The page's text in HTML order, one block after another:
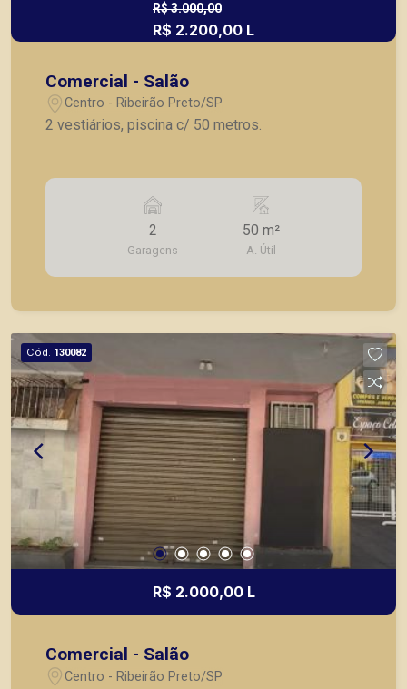
R$ 3.000,00
R$ 2.200,00 L
Comercial - Salão
Centro - Ribeirão Preto/SP
2 vestiários, piscina c/ 50 metros.
2
Garagens
50 m²
A. Útil
Cód. 130082
R$ 2.000,00 L
Comercial - Salão
Centro - Ribeirão Preto/SP